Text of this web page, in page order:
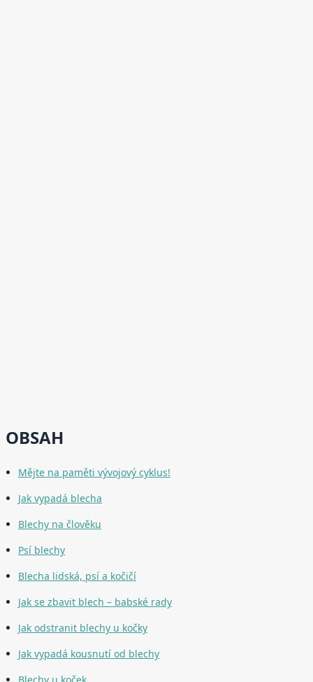
OBSAH
Mějte na paměti vývojový cyklus!
Jak vypadá blecha
Blechy na člověku
Psí blechy
Blecha lidská, psí a kočičí
Jak se zbavit blech – babské rady
Jak odstranit blechy u kočky
Jak vypadá kousnutí od blechy